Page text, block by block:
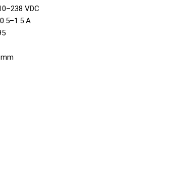
VDC
0.5–1.5 A